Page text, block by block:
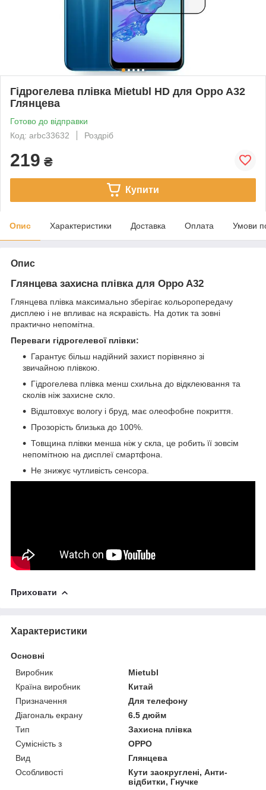
Гідрогелева плівка Mietubl HD для Oppo A32
Глянцева
Готово до відправки
Код: arbc33632
Роздріб
219 ₴
Купити
Опис Характеристики Доставка Оплата Умови
Опис
Глянцева захисна плівка для Oppo A32
Глянцева плівка максимально зберігає кольоропередачу
дисплею і не впливає на яскравість. На дотик та зовні
практично непомітна.
Переваги гідрогелевої плівки:
Гарантує більш надійний захист порівняно зі
звичайною плівкою.
Гідрогелева плівка менш схильна до відклеювання та
сколів ніж захисне скло.
Відштовхує вологу і бруд, має олеофобне покриття.
Прозорість близька до 100%.
Товщина плівки менша ніж у скла, це робить її зовсім
непомітною на дисплеї смартфона.
Не знижує чутливість сенсора.
Приховати
Характеристики
Основні
Виробник
Mietubl
Країна виробник
Китай
Призначення
Для телефону
Діагональ екрану
6.5 дюйм
Тип
Захисна плівка
Сумісність з
OPPO
Вид
Глянцева
Особливості
Кути заокруглені, Анти-
відбитки, Гнучке